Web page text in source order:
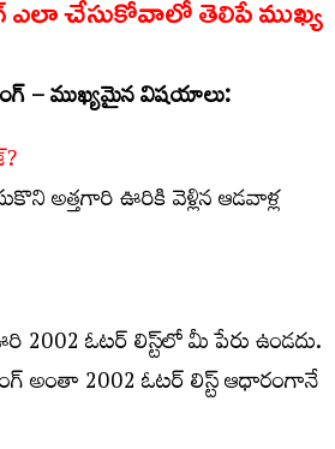
ఎలా చేసుకోవాలో తెలిపే ముఖ్య
– ముఖ్యమైన విషయాలు:
అత్తగారి ఊరికి వెళ్లిన ఆడవాళ్ల
2002 ఓటర్ లిస్ట్‌లో మీ పేరు ఉండదు.
అంతా 2002 ఓటర్ లిస్ట్ ఆధారంగానే